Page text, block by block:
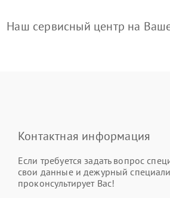
Наш сервисный центр на
Контактная информация
Если требуется задать вопрос
свои данные и дежурный
проконсультирует Вас!